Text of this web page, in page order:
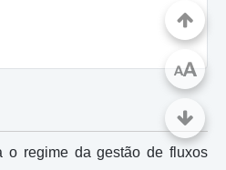
o regime da gestão de fluxos
AA